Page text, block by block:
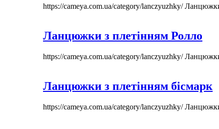
https://cameya.com.ua/category/lanczyuzhky/
Ланцюжки з плетінням Ролло
https://cameya.com.ua/category/lanczyuzhky/
Ланцюжки з плетінням бісмарк
https://cameya.com.ua/category/lanczyuzhky/